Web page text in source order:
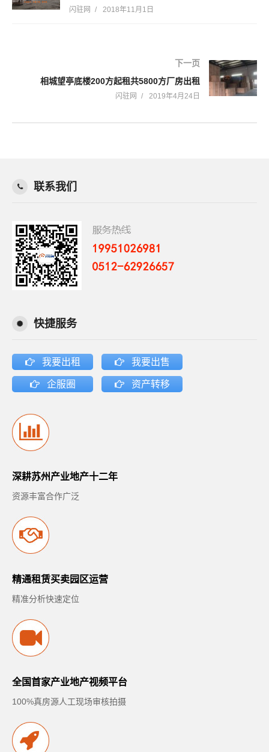
闪驻网 2018年11月1日
下一页
相城望亭底楼200方起租共5800方厂房出租
闪驻网 2019年4月24日
联系我们
快捷服务
我要出租 我要出售
企服圈 资产转移
深耕苏州产业地产十二年
资源丰富合作广泛
精通租赁买卖园区运营
精准分析快速定位
全国首家产业地产视频平台
100%真房源人工现场审核拍摄